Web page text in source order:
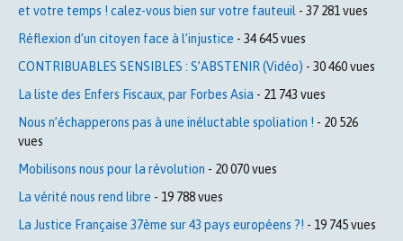
et votre temps ! calez-vous bien sur votre fauteuil - 37 281 vues
Réflexion d’un citoyen face à l’injustice - 34 645 vues
CONTRIBUABLES SENSIBLES : S’ABSTENIR (Vidéo) - 30 460 vues
La liste des Enfers Fiscaux, par Forbes Asia - 21 743 vues
Nous n’échapperons pas à une inéluctable spoliation ! - 20 526
vues
Mobilisons nous pour la révolution - 20 070 vues
La vérité nous rend libre - 19 788 vues
La Justice Française 37ème sur 43 pays européens ?! - 19 745 vues